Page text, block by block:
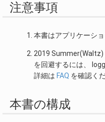
注意事項
本書はアプリケーシ
2019 Summer(Waltz)
を回避するには、
詳細は FAQ を確認く
本書の構成